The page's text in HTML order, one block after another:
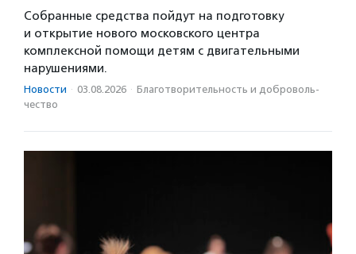
Собранные средства пойдут на подготовку
и открытие нового московского центра
комплексной помощи детям с двигательными
нарушениями.
Новости · 03.08.2026 · Благотвори­тель­ность и доброволь­
чест­во